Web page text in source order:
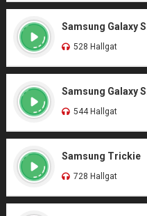
Samsung Galaxy
528 Hallgat
Samsung Galaxy
544 Hallgat
Samsung Trickie
728 Hallgat